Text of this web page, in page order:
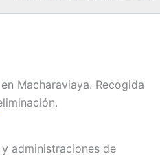
Macharaviaya. Recogida
administraciones de